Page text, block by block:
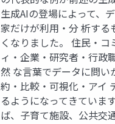
生成AIの登場によって、
家だけが利用・分 析する
くなりました。 住民・コ
ィ・企業・研究者・行政
然 な言葉でデータに問い
約・比較・可視化・アイ
るようになってきていま
ば、子育て施設、公共交